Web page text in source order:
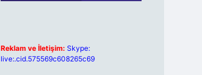
Reklam ve İletişim: Skype:
live:.cid.575569c608265c69